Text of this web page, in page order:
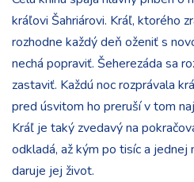
kráľovi Šahriárovi. Kráľ, ktorého
rozhodne každý deň oženiť s
nechá popraviť. Šeherezáda sa
zastaviť. Každú noc rozprávala
pred úsvitom ho preruší v tom
Kráľ je taký zvedavý na
odkladá, až kým po tisíc a jednej
daruje jej život.